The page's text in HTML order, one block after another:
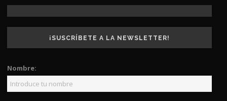
¡SUSCRÍBETE A LA NEWSLETTER!
Nombre: